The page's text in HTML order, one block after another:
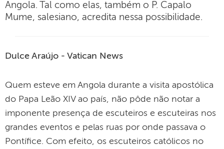
Angola. Tal como elas, também o P. Capalo
Mume, salesiano, acredita nessa possibilidade.
Dulce Araújo - Vatican News
Quem esteve em Angola durante a visita apostólica
do Papa Leão XIV ao país, não pôde não notar a
imponente presença de escuteiros e escuteiras nos
grandes eventos e pelas ruas por onde passava o
Pontífice. Com efeito, os escuteiros católicos no